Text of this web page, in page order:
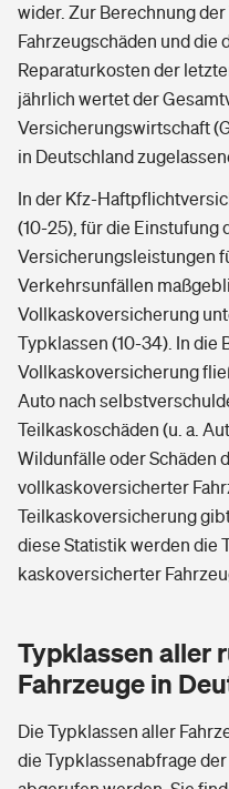
wider. Zur Berechnung
Fahrzeugschäden und die
Reparaturkosten der
jährlich wertet der
Versicherungswirtschaft
in Deutschland
In der Kfz-
(10-25), für die Einstufung
Versicherungsleistungen
Verkehrsunfällen
Vollkaskoversicherung
Typklassen (10-34). In die
Vollkaskoversicherung
Auto nach
Teilkaskoschäden (u. a.
Wildunfälle oder Schäden
vollkaskoversicherter
Teilkaskoversicherung
diese Statistik werden die
kaskoversicherter
Typklassen aller
Fahrzeuge in
Die Typklassen aller
die Typklassenabfrage